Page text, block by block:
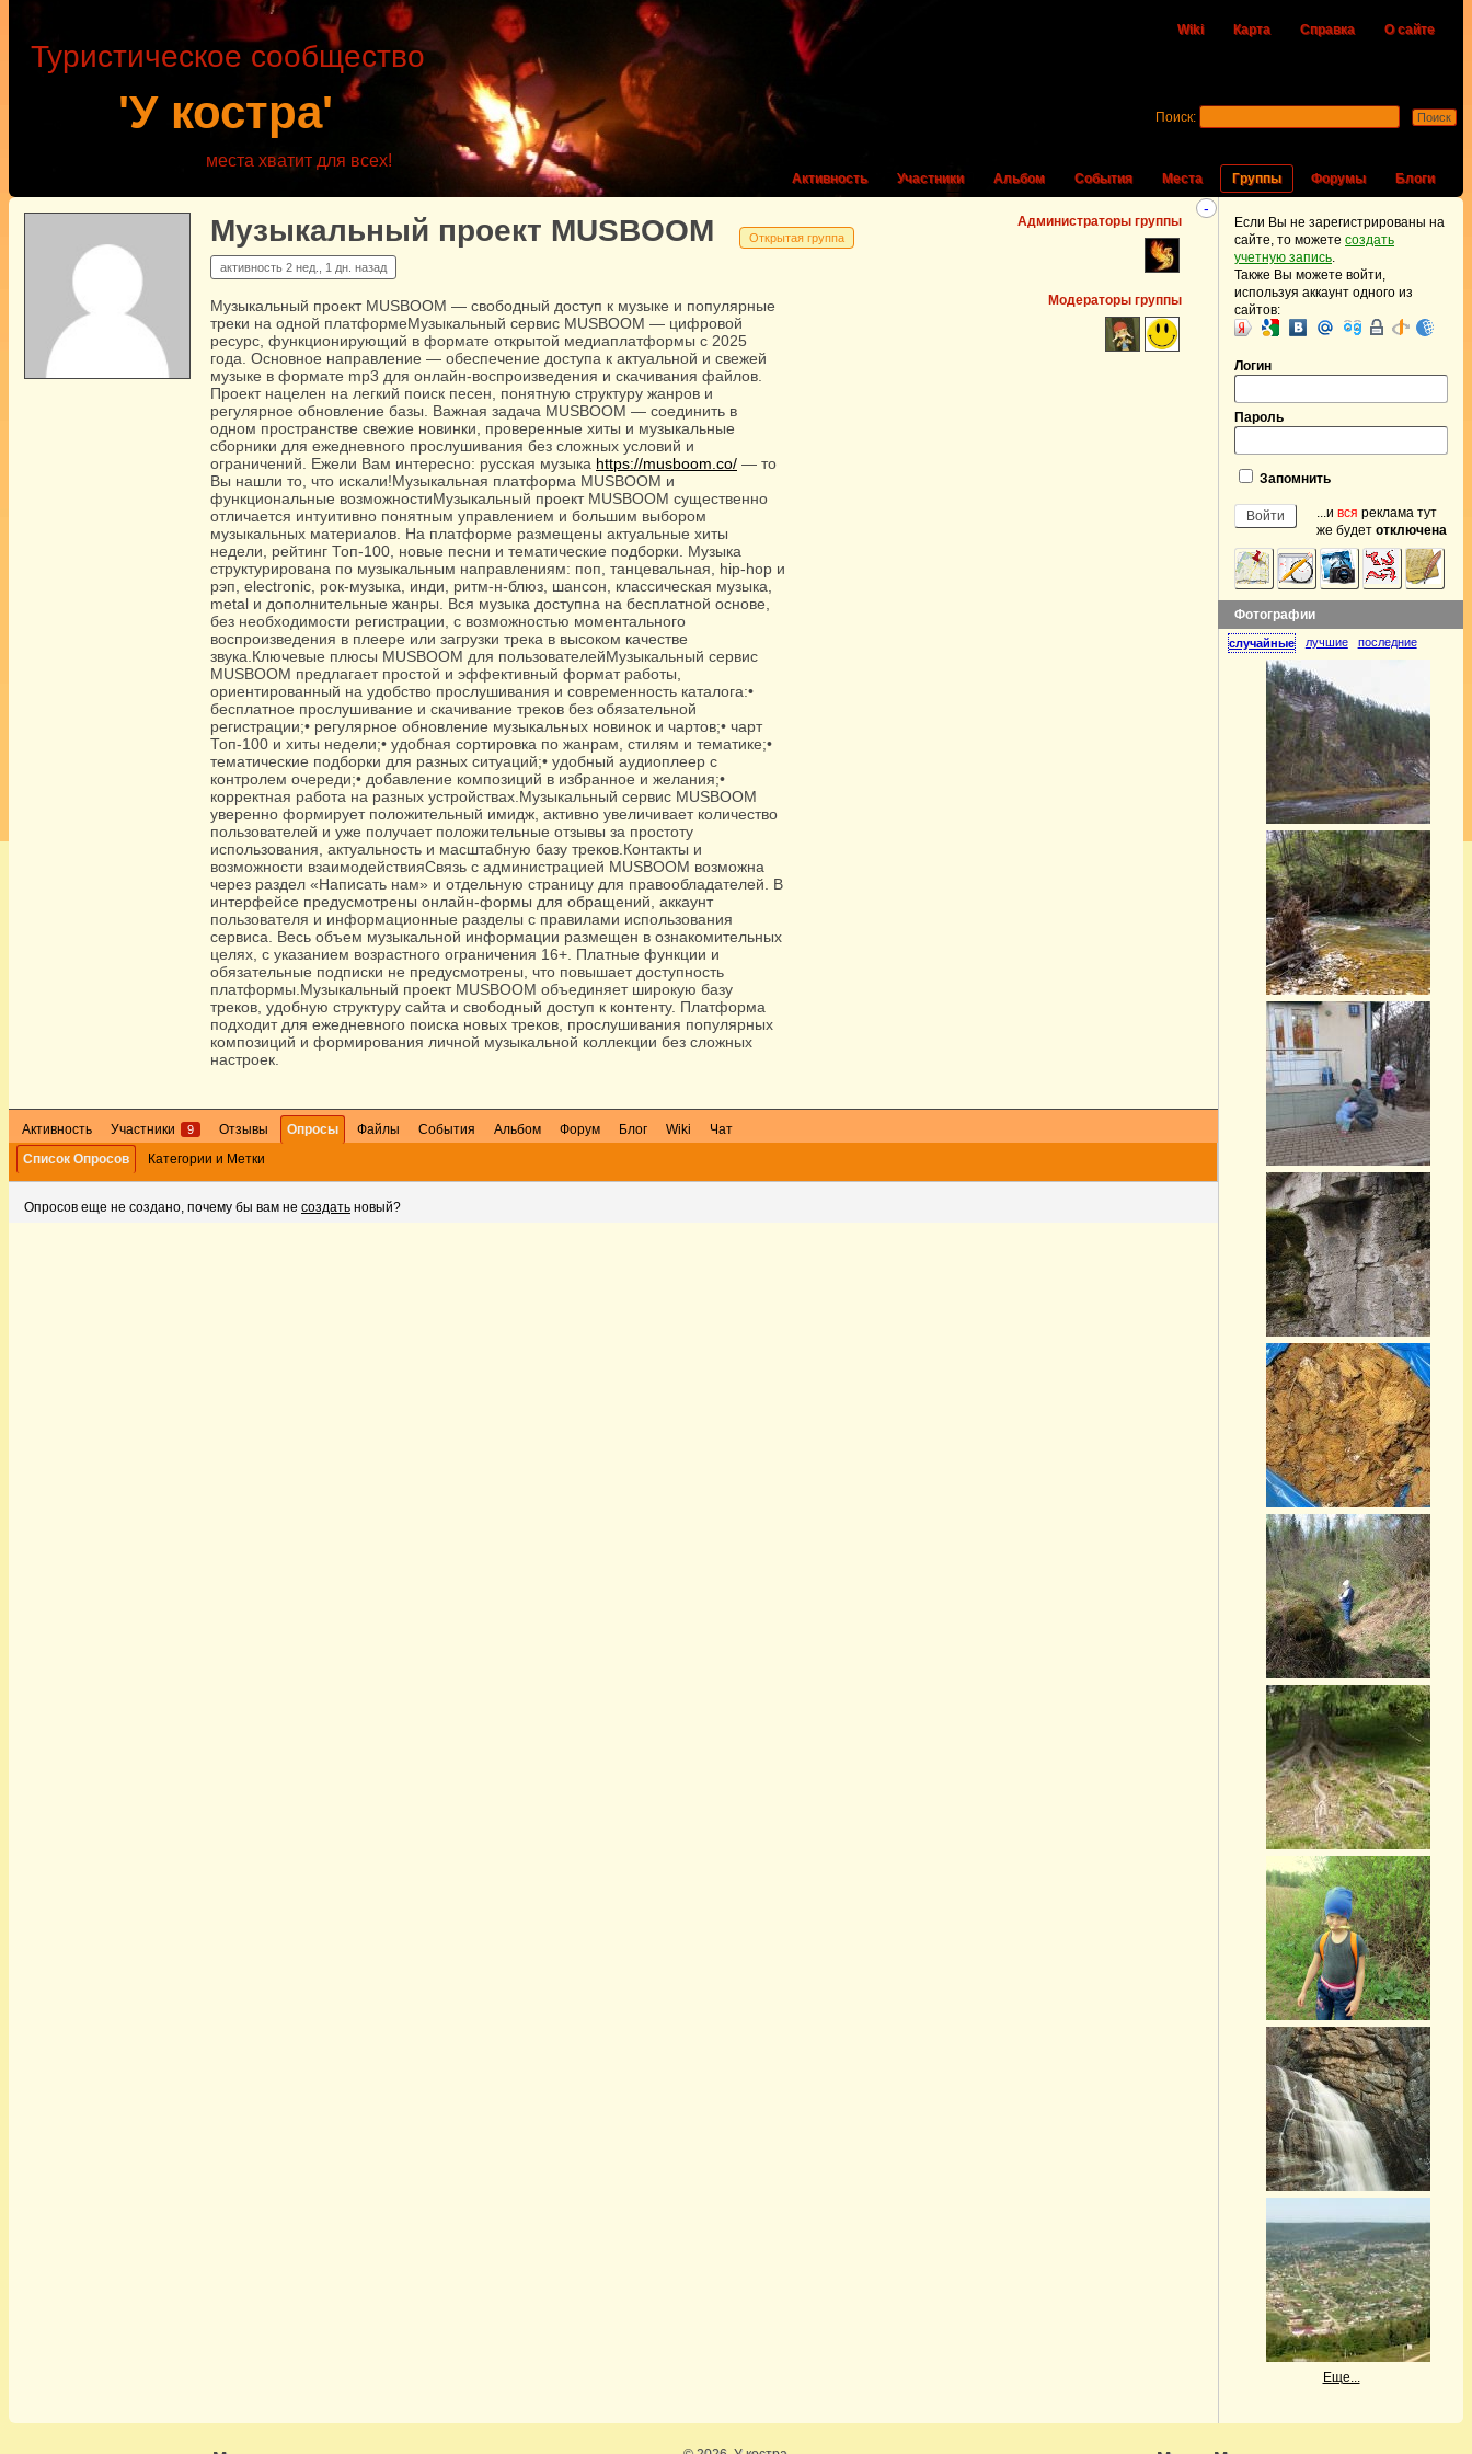
Wiki Карта Справка О сайте
'У костра'
Туристическое сообщество
места хватит для всех!
Активность Участники Альбом События Места Группы Форумы Блоги
Поиск:
-
Администраторы группы
Модераторы группы
Музыкальный проект MUSBOOM Открытая группа
активность 2 нед., 1 дн. назад
Музыкальный проект MUSBOOM — свободный доступ к музыке и популярные
треки на одной платформеМузыкальный сервис MUSBOOM — цифровой
ресурс, функционирующий в формате открытой медиаплатформы с 2025
года. Основное направление — обеспечение доступа к актуальной и свежей
музыке в формате mp3 для онлайн-воспроизведения и скачивания файлов.
Проект нацелен на легкий поиск песен, понятную структуру жанров и
регулярное обновление базы. Важная задача MUSBOOM — соединить в
одном пространстве свежие новинки, проверенные хиты и музыкальные
сборники для ежедневного прослушивания без сложных условий и
ограничений. Ежели Вам интересно: русская музыка https://musboom.co/ — то
Вы нашли то, что искали!Музыкальная платформа MUSBOOM и
функциональные возможностиМузыкальный проект MUSBOOM существенно
отличается интуитивно понятным управлением и большим выбором
музыкальных материалов. На платформе размещены актуальные хиты
недели, рейтинг Топ-100, новые песни и тематические подборки. Музыка
структурирована по музыкальным направлениям: поп, танцевальная, hip-hop и
рэп, electronic, рок-музыка, инди, ритм-н-блюз, шансон, классическая музыка,
metal и дополнительные жанры. Вся музыка доступна на бесплатной основе,
без необходимости регистрации, с возможностью моментального
воспроизведения в плеере или загрузки трека в высоком качестве
звука.Ключевые плюсы MUSBOOM для пользователейМузыкальный сервис
MUSBOOM предлагает простой и эффективный формат работы,
ориентированный на удобство прослушивания и современность каталога:•
бесплатное прослушивание и скачивание треков без обязательной
регистрации;• регулярное обновление музыкальных новинок и чартов;• чарт
Топ-100 и хиты недели;• удобная сортировка по жанрам, стилям и тематике;•
тематические подборки для разных ситуаций;• удобный аудиоплеер с
контролем очереди;• добавление композиций в избранное и желания;•
корректная работа на разных устройствах.Музыкальный сервис MUSBOOM
уверенно формирует положительный имидж, активно увеличивает количество
пользователей и уже получает положительные отзывы за простоту
использования, актуальность и масштабную базу треков.Контакты и
возможности взаимодействияСвязь с администрацией MUSBOOM возможна
через раздел «Написать нам» и отдельную страницу для правообладателей. В
интерфейсе предусмотрены онлайн-формы для обращений, аккаунт
пользователя и информационные разделы с правилами использования
сервиса. Весь объем музыкальной информации размещен в ознакомительных
целях, с указанием возрастного ограничения 16+. Платные функции и
обязательные подписки не предусмотрены, что повышает доступность
платформы.Музыкальный проект MUSBOOM объединяет широкую базу
треков, удобную структуру сайта и свободный доступ к контенту. Платформа
подходит для ежедневного поиска новых треков, прослушивания популярных
композиций и формирования личной музыкальной коллекции без сложных
настроек.
Активность Участники 9 Отзывы Опросы Файлы События Альбом Форум Блог Wiki
Чат
Список Опросов
Категории и Метки
Опросов еще не создано, почему бы вам не создать новый?
Если Вы не зарегистрированы на
сайте, то можете создать
учетную запись.
Также Вы можете войти,
используя аккаунт одного из
сайтов:
Логин
Пароль
Запомнить
...и вся реклама тут
же будет отключена
Фотографии
случайные лучшие последние
Еще...